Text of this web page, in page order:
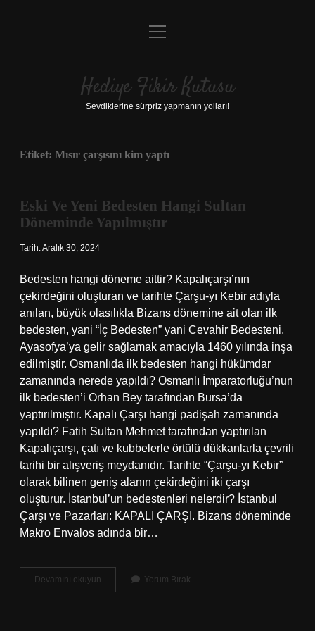
Anasayfa
Yasal Uyarı
menüyü
Hediye Fikir Kutusu
Sevdiklerine sürpriz yapmanın yolları!
Etiket: Mısır çarşısını kim yaptı
Eski Ve Yeni Bedesten Hangi Sultan
Döneminde Yapılmıştır
Tarih: Aralık 30, 2024
Bedesten hangi döneme aittir? Kapalıçarşı’nın
çekirdeğini oluşturan ve tarihte Çarşu-yı Kebir adıyla
anılan, büyük olasılıkla Bizans dönemine ait olan ilk
bedesten, yani “İç Bedesten” yani Cevahir Bedesteni,
Ayasofya’ya gelir sağlamak amacıyla 1460 yılında inşa
edilmiştir. Osmanlıda ilk bedesten hangi hükümdar
zamanında nerede yapıldı? Osmanlı İmparatorluğu’nun
ilk bedesten’i Orhan Bey tarafından Bursa’da
yaptırılmıştır. Kapalı Çarşı hangi padişah zamanında
yapıldı? Fatih Sultan Mehmet tarafından yaptırılan
Kapalıçarşı, çatı ve kubbelerle örtülü dükkanlarla çevrili
tarihi bir alışveriş meydanıdır. Tarihte “Çarşu-yı Kebir”
olarak bilinen geniş alanın çekirdeğini iki çarşı
oluşturur. İstanbul’un bedestenleri nelerdir? İstanbul
Çarşı ve Pazarları: KAPALI ÇARŞI. Bizans döneminde
Makro Envalos adında bir…
Devamını okuyun
Ve
Yorum Bırak